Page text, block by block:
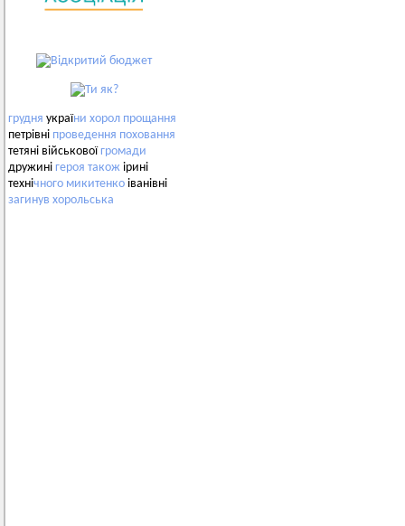
грудня україни хорол прощання
петрівні проведення поховання
тетяні військовоїгромади
дружині героя також ірині
технічного микитенко іванівні
загинув хорольська